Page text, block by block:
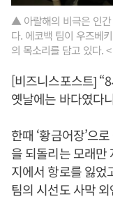
▲ 아랄해의 비극은 인간
다. 에코백 팀이 우즈베
의 목소리를 담고 있다.
[비즈니스포스트]
옛날에는 바다였다
한때 ‘황금어장’으
을 되돌리는 모래만
지에서 항로를 잃었
팀의 시선도 사막